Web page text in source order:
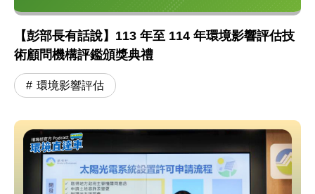
【彭部長有話說】113 年至 114 年環境影響評估技
術顧問機構評鑑頒獎典禮
環境影響評估